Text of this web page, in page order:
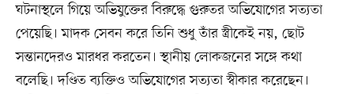
ঘটনাস্থলে গিয়ে অভিযুক্তের বিরুদ্ধে গুরুতর অভিযোগের সত্যতা
পেয়েছি। মাদক সেবন করে তিনি শুধু তাঁর স্ত্রীকেই নয়, ছোট
সন্তানদেরও মারধর করতেন। স্থানীয় লোকজনের সঙ্গে কথা
বলেছি। দণ্ডিত ব্যক্তিও অভিযোগের সত্যতা স্বীকার করেছেন।